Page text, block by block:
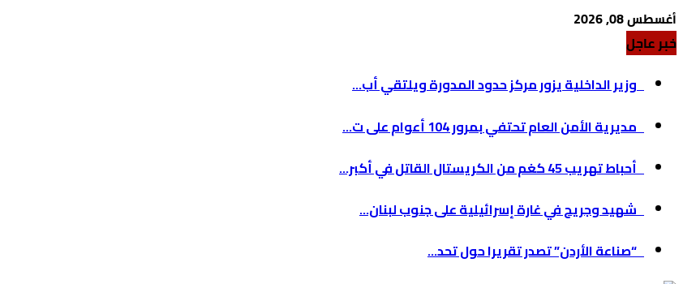
أغسطس 08, 2026
خبر عاجل
وزير الداخلية يزور مركز حدود المدورة ويلتقي أب...
مديرية الأمن العام تحتفي بمرور 104 أعوام على ت...
أحباط تهريب 45 كغم من الكريستال القاتل في أكبر...
شهيد وجريح في غارة إسرائيلية على جنوب لبنان...
“صناعة الأردن” تصدر تقريرا حول تحد...